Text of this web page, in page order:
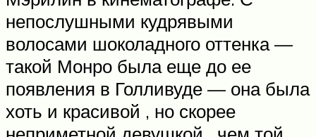
непослушными кудрявыми
волосами шоколадного оттенка —
такой Монро была еще до ее
появления в Голливуде — она была
хоть и красивой , но скорее